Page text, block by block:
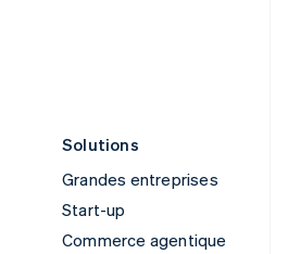
Solutions
Grandes entreprises
Start-up
Commerce agentique